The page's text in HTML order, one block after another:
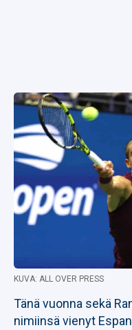
KUVA: ALL OVER PRESS
Tänä vuonna sekä
nimiinsä vienyt